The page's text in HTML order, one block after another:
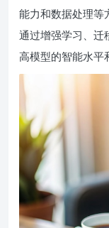
能力和数据处理等
通过增强学习、迁
高模型的智能水平